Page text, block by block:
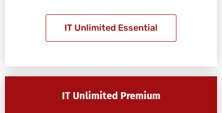
IT Unlimited Essential
IT Unlimited Premium